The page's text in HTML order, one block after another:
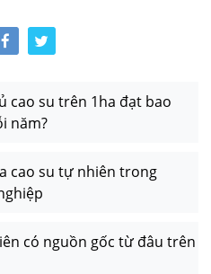
cao su trên 1ha đạt bao
năm?
cao su tự nhiên trong
có nguồn gốc từ đâu trên